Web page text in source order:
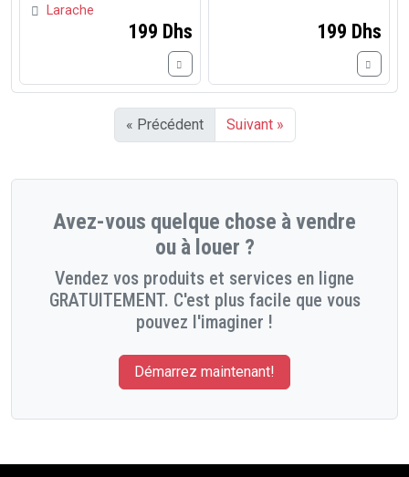
Larache
199 Dhs 199 Dhs
« Précédent Suivant »
Avez-vous quelque chose à vendre
ou à louer ?
Vendez vos produits et services en ligne
GRATUITEMENT. C'est plus facile que vous
pouvez l'imaginer !
Démarrez maintenant!